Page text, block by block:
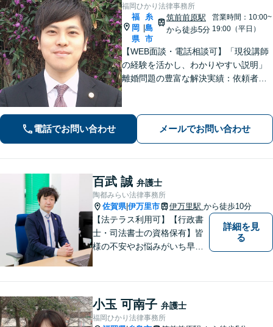
福岡ひかり法律事務所
福
岡
県
|
糸
島
市
筑前前原駅
から徒歩5分
営業時間：10:00~
19:00（平日）
【WEB面談・電話相談可】「現役講師
の経験を活かし、わかりやすい説明」
離婚問題の豊富な解決実績：依頼者さ
金問題：豊富な相談実績で借金の苦し
みへの深く共感」ご依頼後は最短で督
促ストップ
電話でお問い合わせ メールでお問い合わせ
百武 誠 弁護士
陶都みらい法律事務所
佐賀県|伊万里市 伊万里駅 から徒歩10分
【法テラス利用可】【行政書
士・司法書士の資格保有】皆
様の不安やお悩みがいち早く
たします。また、依頼者様が
お悩みを話しやすい環境作り
詳細を見
る
小玉 可南子 弁護士
福岡ひかり法律事務所